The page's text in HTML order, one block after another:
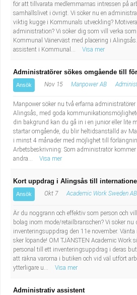
för att tillvarata medlemmarnas intressen på
samhällslivet i övrigt. Vi söker nu en
viktig kugge i Kommunals utveckling?
administration? Vi söker dig som vill verka
Kommunal Vänerväst med placering i
assistent i Kommunal...
Visa mer
Administratörer sökes omgående till
Ansök Nov 15 Manpower AB
Manpower söker nu två erfarna
Alingsås, med goda
din bakgrund kan du gå in i en junior eller lite
startar omgående, du blir heltidsanställd av
i minst 4 månader med möjlighet till
Arbetsbeskrivning: Som administratör
andra...
Visa mer
Kort uppdrag i Alingsås till
Ansök Okt 7 Academic Work Sweden AB
Är du noggrann och effektiv som person och
bolag inom mode/retailbranschen? Vi söker
inventeringsuppdrag den 11e november.
sker löpande! OM TJÄNSTEN Academic Work
personal till ett inventeringsuppdrag i deras
att räkna varorna i butiken och vid väl utfört
ytterligare u...
Visa mer
Administrativ assistent